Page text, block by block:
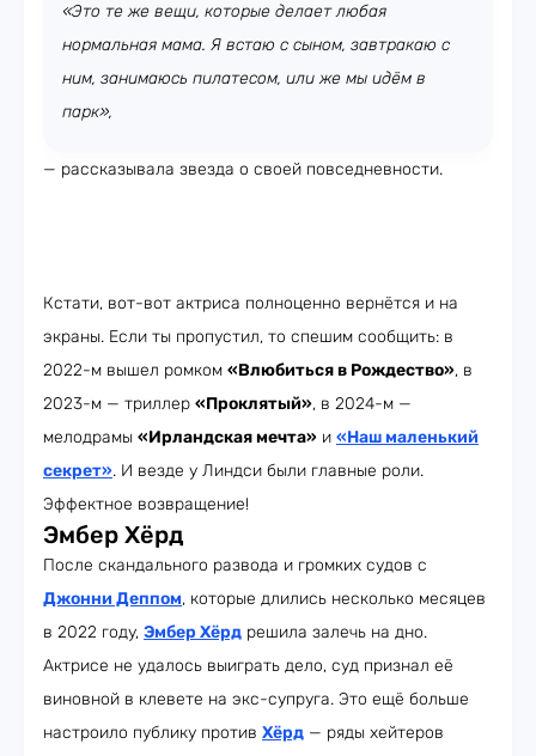
«Это те же вещи, которые делает любая
нормальная мама. Я встаю с сыном, завтракаю с
ним, занимаюсь пилатесом, или же мы идём в
парк»,
— рассказывала звезда о своей повседневности.
Кстати, вот-вот актриса полноценно вернётся и на
экраны. Если ты пропустил, то спешим сообщить: в
2022-м вышел ромком «Влюбиться в Рождество», в
2023-м — триллер «Проклятый», в 2024-м —
мелодрамы «Ирландская мечта» и «Наш маленький
секрет». И везде у Линдси были главные роли.
Эффектное возвращение!
Эмбер Хёрд
После скандального развода и громких судов с
Джонни Деппом, которые длились несколько месяцев
в 2022 году, Эмбер Хёрд решила залечь на дно.
Актрисе не удалось выиграть дело, суд признал её
виновной в клевете на экс-супруга. Это ещё больше
настроило публику против Хёрд — ряды хейтеров